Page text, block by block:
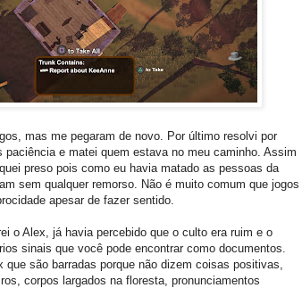
mas me pegaram de novo. Por último resolvi por
paciência e matei quem estava no meu caminho. Assim
preso pois como eu havia matado as pessoas da
sem qualquer remorso. Não é muito comum que jogos
apesar de fazer sentido.
o Alex, já havia percebido que o culto era ruim e o
sinais que você pode encontrar como documentos.
que são barradas porque não dizem coisas positivas,
corpos largados na floresta, pronunciamentos